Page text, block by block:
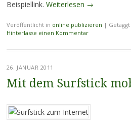
Beispiellink. Weiterlesen →
Veröffentlicht in online publizieren |
Hinterlasse einen Kommentar
26. JANUAR 2011
Mit dem Surfstick